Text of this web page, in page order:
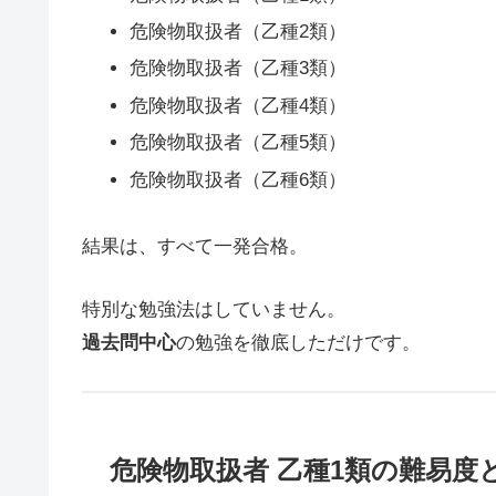
危険物取扱者（乙種2類）
危険物取扱者（乙種3類）
危険物取扱者（乙種4類）
危険物取扱者（乙種5類）
危険物取扱者（乙種6類）
結果は、すべて一発合格。
特別な勉強法はしていません。
過去問中心の勉強を徹底しただけです。
危険物取扱者 乙種1類の難易度